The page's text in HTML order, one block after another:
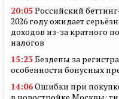
20:05Российский
2026 году ожидает
доходов из-за кратного
налогов
15:23Бездепы за
особенности бонусных
14:06Ошибки при